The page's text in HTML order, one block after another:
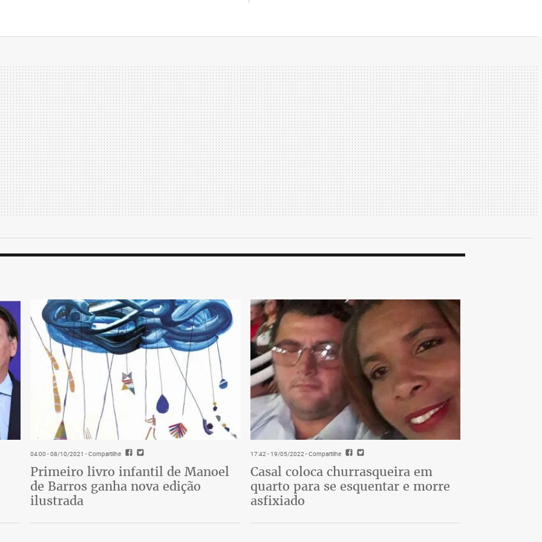
04:00 - 08/10/2021 - Compartilhe
Primeiro livro infantil de Manoel
de Barros ganha nova edição
ilustrada
17:42 - 19/05/2022- Compartilhe
Casal coloca churrasqueira em
quarto para se esquentar e morre
asfixiado